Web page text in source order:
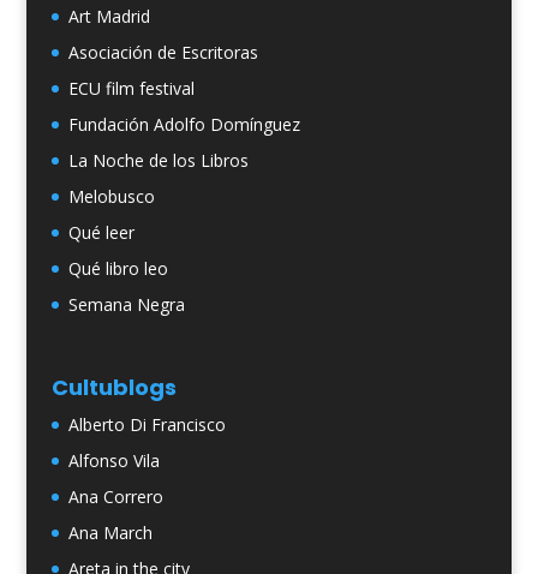
Art Madrid
Asociación de Escritoras
ECU film festival
Fundación Adolfo Domínguez
La Noche de los Libros
Melobusco
Qué leer
Qué libro leo
Semana Negra
Cultublogs
Alberto Di Francisco
Alfonso Vila
Ana Correro
Ana March
Areta in the city